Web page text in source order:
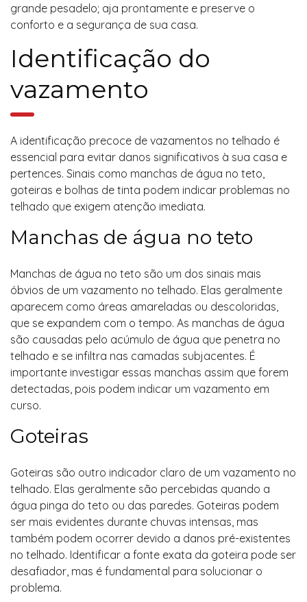
grande pesadelo; aja prontamente e preserve o
conforto e a segurança de sua casa.
Identificação do
vazamento
A identificação precoce de vazamentos no telhado é
essencial para evitar danos significativos à sua casa e
pertences. Sinais como manchas de água no teto,
goteiras e bolhas de tinta podem indicar problemas no
telhado que exigem atenção imediata.
Manchas de água no teto
Manchas de água no teto são um dos sinais mais
óbvios de um vazamento no telhado. Elas geralmente
aparecem como áreas amareladas ou descoloridas,
que se expandem com o tempo. As manchas de água
são causadas pelo acúmulo de água que penetra no
telhado e se infiltra nas camadas subjacentes. É
importante investigar essas manchas assim que forem
detectadas, pois podem indicar um vazamento em
curso.
Goteiras
Goteiras são outro indicador claro de um vazamento no
telhado. Elas geralmente são percebidas quando a
água pinga do teto ou das paredes. Goteiras podem
ser mais evidentes durante chuvas intensas, mas
também podem ocorrer devido a danos pré-existentes
no telhado. Identificar a fonte exata da goteira pode ser
desafiador, mas é fundamental para solucionar o
problema.